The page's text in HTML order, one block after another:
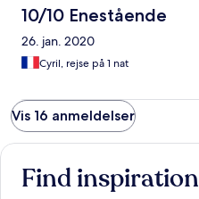
10/10 Enestående
26. jan. 2020
Cyril, rejse på 1 nat
Vis 16 anmeldelser
Find inspiration